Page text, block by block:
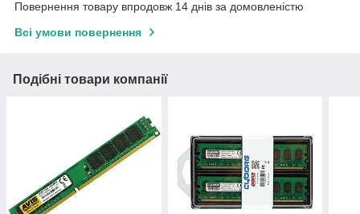
Повернення товару впродовж 14 днів за домовленістю
Всі умови повернення
Подібні товари компанії